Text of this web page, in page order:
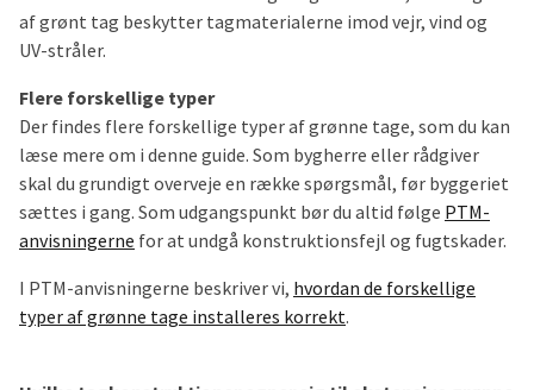
af grønt tag beskytter tagmaterialerne imod vejr, vind og
UV-stråler.
Flere forskellige typer
Der findes flere forskellige typer af grønne tage, som du kan
læse mere om i denne guide. Som bygherre eller rådgiver
skal du grundigt overveje en række spørgsmål, før byggeriet
sættes i gang. Som udgangspunkt bør du altid følge PTM-
anvisningerne for at undgå konstruktionsfejl og fugtskader.
I PTM-anvisningerne beskriver vi, hvordan de forskellige
typer af grønne tage installeres korrekt.